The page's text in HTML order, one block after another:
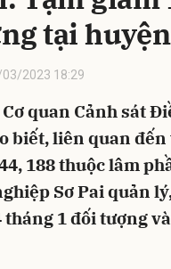
tại
2023 18:29
quan Cảnh sát
biết, liên quan
188 thuộc lâm
Sơ Pai quản
tháng 1 đối tượng